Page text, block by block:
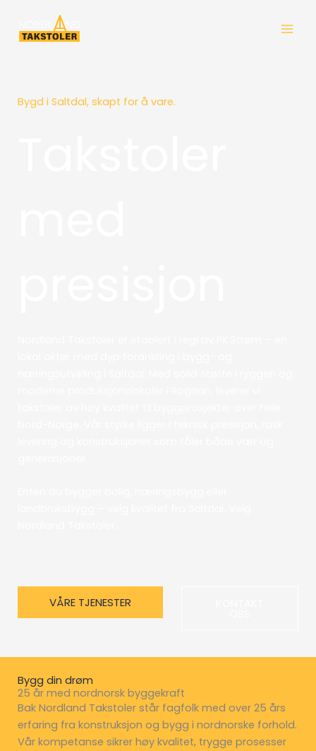
Bygd i Saltdal, skapt for å vare.
VÅRE TJENESTER
Bygg din drøm
25 år med nordnorsk byggekraft
Bak Nordland Takstoler står fagfolk med over 25 års
erfaring fra konstruksjon og bygg i nordnorske forhold.
Vår kompetanse sikrer høy kvalitet, trygge prosesser